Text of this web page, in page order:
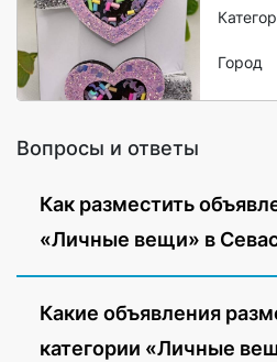
Город
Вопросы и ответы
Как разместить
«Личные вещи» в
Какие объявления
категории «Личные